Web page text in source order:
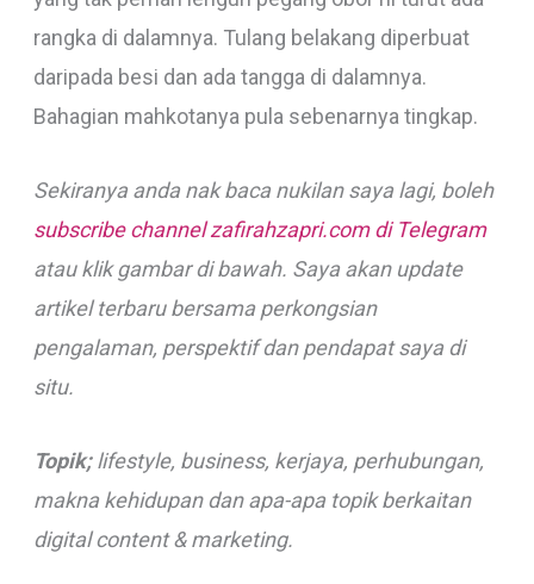
rangka di dalamnya. Tulang belakang diperbuat
daripada besi dan ada tangga di dalamnya.
Bahagian mahkotanya pula sebenarnya tingkap.
Sekiranya anda nak baca nukilan saya lagi, boleh
subscribe channel zafirahzapri.com di Telegram
atau klik gambar di bawah. Saya akan update
artikel terbaru bersama perkongsian
pengalaman, perspektif dan pendapat saya di
situ.
Topik;lifestyle, business, kerjaya, perhubungan,
makna kehidupan dan apa-apa topik berkaitan
digital content & marketing.